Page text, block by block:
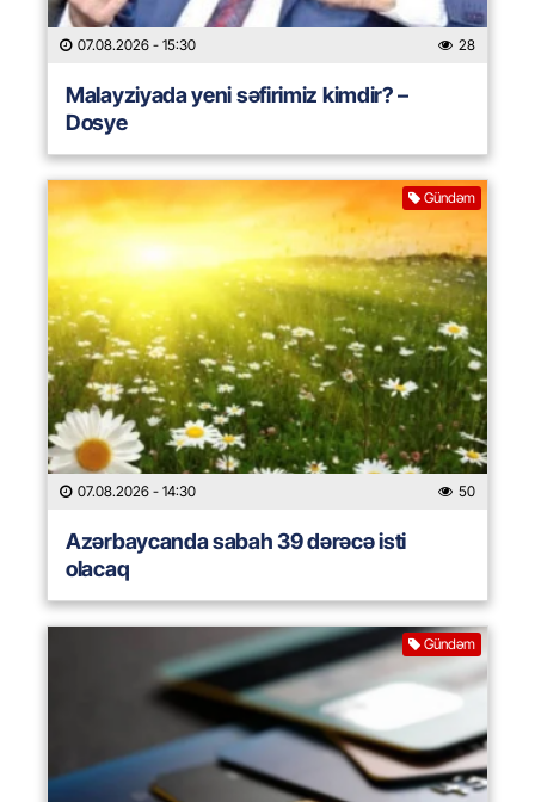
07.08.2026 - 15:30 28
Malayziyada yeni səfirimiz kimdir? –
Dosye
Gündəm
07.08.2026 - 14:30 50
Azərbaycanda sabah 39 dərəcə isti
olacaq
Gündəm